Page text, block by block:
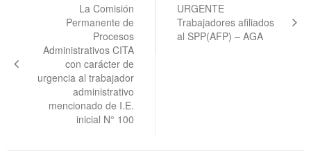
entradas
La Comisión
Permanente de
Procesos
Administrativos CITA
con carácter de
urgencia al trabajador
administrativo
mencionado de I.E.
inicial N° 100
URGENTE
Trabajadores afiliados
al SPP(AFP) – AGA